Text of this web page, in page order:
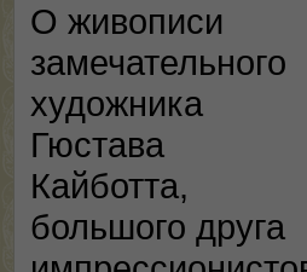
О живописи
замечательного
художника
Гюстава
Кайботта,
большого друга